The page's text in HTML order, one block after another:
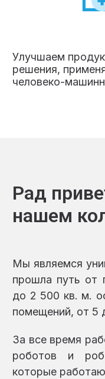
Улучшаем
решения,
человеко-
Рад
нашем
Мы являемся
прошла путь от
до 2 500 кв. м.
помещений, от 5
За все время
роботов и
которые